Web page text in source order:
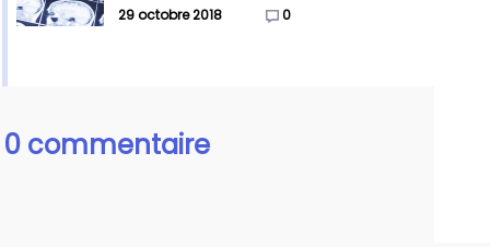
29 octobre 2018 0
0 commentaire